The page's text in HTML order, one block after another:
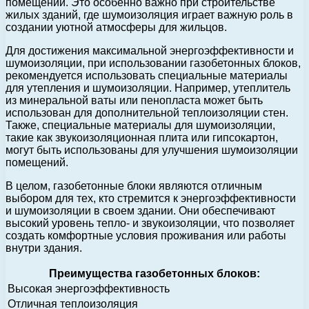
жилых зданий, где шумоизоляция играет важную роль в
создании уютной атмосферы для жильцов.
Для достижения максимальной энергоэффективности и
шумоизоляции, при использовании газобетонных блоков,
рекомендуется использовать специальные материалы
для утепления и шумоизоляции. Например, утеплитель
из минеральной ваты или пенопласта может быть
использован для дополнительной теплоизоляции стен.
Также, специальные материалы для шумоизоляции,
такие как звукоизоляционная плита или гипсокартон,
могут быть использованы для улучшения шумоизоляции
помещений.
В целом, газобетонные блоки являются отличным
выбором для тех, кто стремится к энергоэффективности
и шумоизоляции в своем здании. Они обеспечивают
высокий уровень тепло- и звукоизоляции, что позволяет
создать комфортные условия проживания или работы
внутри здания.
Преимущества газобетонных блоков:
Высокая энергоэффективность
Отличная теплоизоляция